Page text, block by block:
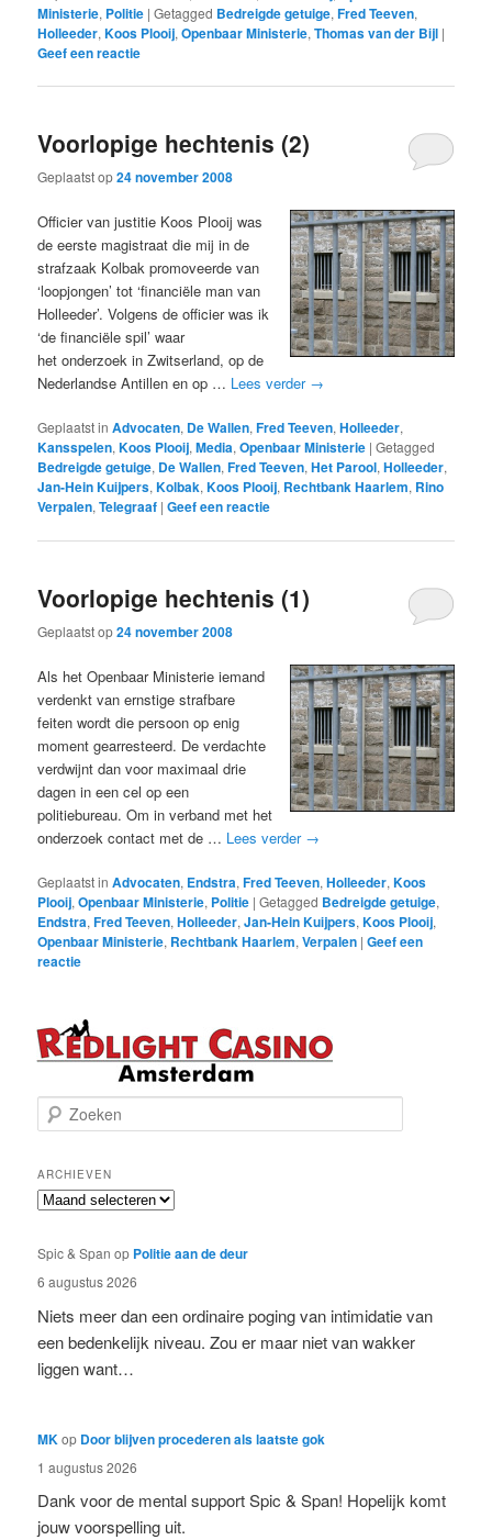
Ministerie, Politie |Getagged Bedreigde getuige,Fred Teeven,
Holleeder,Koos Plooij,Openbaar Ministerie,Thomas van der Bijl |
Geef een reactie
Voorlopige hechtenis (2)
Geplaatst op24 november 2008
Officier van justitie Koos Plooij was
de eerste magistraat die mij in de
strafzaak Kolbak promoveerde van
‘loopjongen’ tot ‘financiële man van
Holleeder’. Volgens de officier was ik
‘de financiële spil’ waar
het onderzoek in Zwitserland, op de
Nederlandse Antillen en op … Lees verder →
Geplaatst in Advocaten, De Wallen,Fred Teeven,Holleeder,
Kansspelen,Koos Plooij,Media,Openbaar Ministerie |Getagged
Bedreigde getuige, De Wallen,Fred Teeven,Het Parool,Holleeder,
Jan-Hein Kuijpers,Kolbak,Koos Plooij, Rechtbank Haarlem, Rino
Verpalen,Telegraaf |Geef een reactie
Voorlopige hechtenis (1)
Geplaatst op24 november 2008
Als het Openbaar Ministerie iemand
verdenkt van ernstige strafbare
feiten wordt die persoon op enig
moment gearresteerd. De verdachte
verdwijnt dan voor maximaal drie
dagen in een cel op een
politiebureau. Om in verband met het
onderzoek contact met de … Lees verder →
Geplaatst in Advocaten, Endstra,Fred Teeven,Holleeder,Koos
Plooij,Openbaar Ministerie, Politie |Getagged Bedreigde getuige,
Endstra,Fred Teeven,Holleeder,Jan-Hein Kuijpers,Koos Plooij,
Openbaar Ministerie, Rechtbank Haarlem,Verpalen |Geef een
reactie
o
k
e
n
ARCHIEVEN
Archieven
Spic & Span op Politie aan de deur
6 augustus 2026
Niets meer dan een ordinaire poging van intimidatie van
een bedenkelijk niveau. Zou er maar niet van wakker
liggen want…
MKop Door blijven procederen als laatste gok
1 augustus 2026
Dank voor de mental support Spic & Span! Hopelijk komt
jouw voorspelling uit.